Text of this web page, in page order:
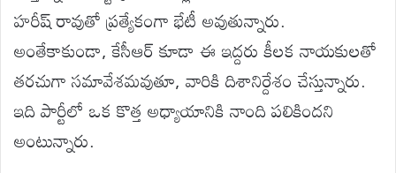
హరీష్ రావుతో ప్రత్యేకంగా భేటీ అవుతున్నారు.
అంతేకాకుండా, కేసీఆర్ కూడా ఈ ఇద్దరు కీలక నాయకులతో
తరచుగా సమావేశమవుతూ, వారికి దిశానిర్దేశం చేస్తున్నారు.
ఇది పార్టీలో ఒక కొత్త అధ్యాయానికి నాంది పలికిందని
అంటున్నారు.